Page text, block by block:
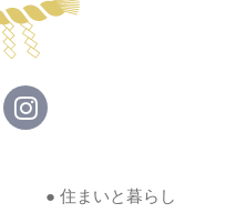
● 住まいと暮らし